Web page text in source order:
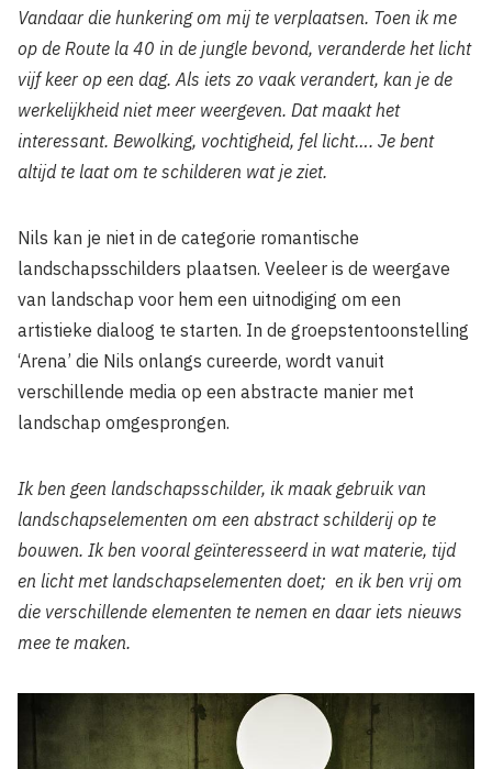
Vandaar die hunkering om mij te verplaatsen. Toen ik me
op de Route la 40 in de jungle bevond, veranderde het licht
vijf keer op een dag. Als iets zo vaak verandert, kan je de
werkelijkheid niet meer weergeven. Dat maakt het
interessant. Bewolking, vochtigheid, fel licht…. Je bent
altijd te laat om te schilderen wat je ziet.
Nils kan je niet in de categorie romantische
landschapsschilders plaatsen. Veeleer is de weergave
van landschap voor hem een uitnodiging om een
artistieke dialoog te starten. In de groepstentoonstelling
‘Arena’ die Nils onlangs cureerde, wordt vanuit
verschillende media op een abstracte manier met
landschap omgesprongen.
Ik ben geen landschapsschilder, ik maak gebruik van
landschapselementen om een abstract schilderij op te
bouwen. Ik ben vooral geïnteresseerd in wat materie, tijd
en licht met landschapselementen doet; en ik ben vrij om
die verschillende elementen te nemen en daar iets nieuws
mee te maken.